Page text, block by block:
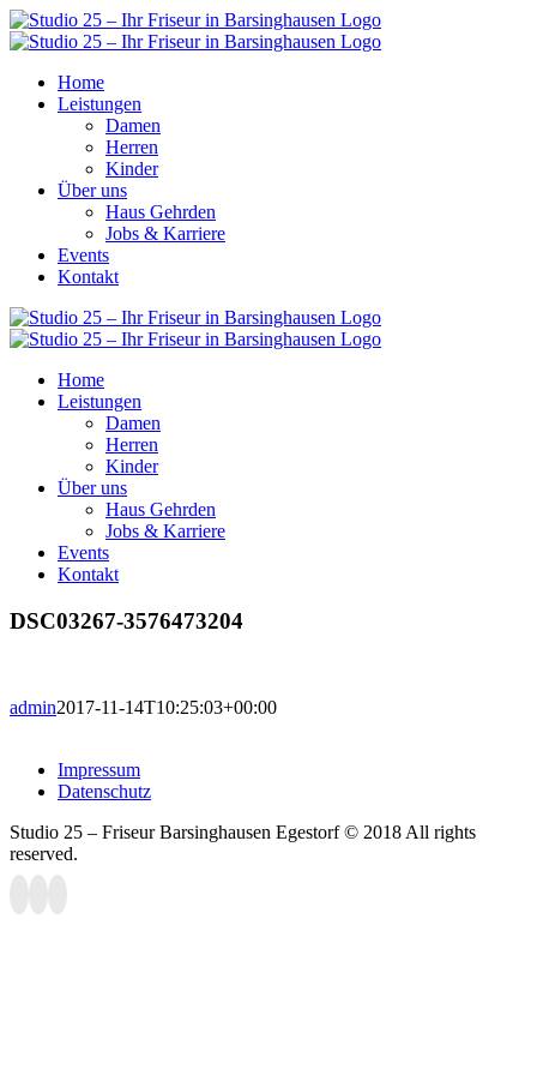
Home
Leistungen
Damen
Herren
Kinder
Über uns
Haus Gehrden
Jobs & Karriere
Events
Kontakt
Home
Leistungen
Damen
Herren
Kinder
Über uns
Haus Gehrden
Jobs & Karriere
Events
Kontakt
DSC03267-3576473204
admin2017-11-14T10:25:03+00:00
Impressum
Datenschutz
Studio 25 – Friseur Barsinghausen Egestorf © 2018 All rights
reserved.